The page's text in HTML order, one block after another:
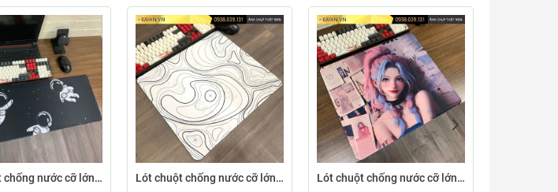
Lót chuột chống nước cỡ lớn 80x30cm dày 3mm ASTRO-01-80X30 Lót chuột chống nước cỡ lớn 45x40cm dày 4mm MINIMAL-12-45X40-4MM Lót chuột chống nước cỡ lớn 45x40cm dày 4mm GIRL-04-45X40-4MM